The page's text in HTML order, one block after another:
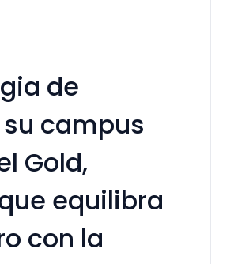
de
campus
Gold,
equilibra
con la